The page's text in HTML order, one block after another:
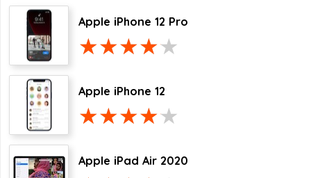
Apple iPhone 12 Pro
Apple iPhone 12
Apple iPad Air 2020